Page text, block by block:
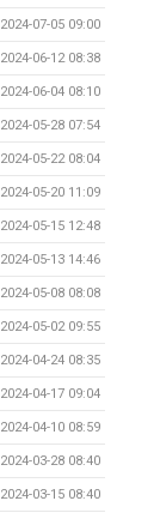
2024-07-05 09:00
2024-06-12 08:38
2024-06-04 08:10
2024-05-28 07:54
2024-05-22 08:04
2024-05-20 11:09
2024-05-15 12:48
2024-05-13 14:46
2024-05-08 08:08
2024-05-02 09:55
2024-04-24 08:35
2024-04-17 09:04
2024-04-10 08:59
2024-03-28 08:40
2024-03-15 08:40